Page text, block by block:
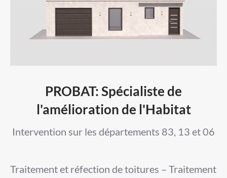
PROBAT: Spécialiste de
l'amélioration de l'Habitat
Intervention sur les départements 83, 13 et 06
Traitement et réfection de toitures – Traitement